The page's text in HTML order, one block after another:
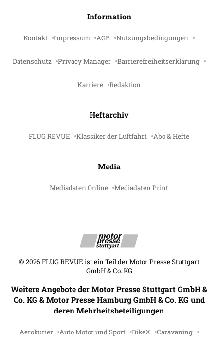
Information
Kontakt Impressum AGB Nutzungsbedingungen
Datenschutz Privacy Manager Barrierefreiheitserklärung
Karriere Redaktion
Heftarchiv
FLUG REVUE Klassiker der Luftfahrt Abo & Hefte
Media
Mediadaten Online Mediadaten Print
© 2026 FLUG REVUE ist ein Teil der Motor Presse Stuttgart
GmbH & Co. KG
Weitere Angebote der Motor Presse Stuttgart GmbH &
Co. KG & Motor Presse Hamburg GmbH & Co. KG und
deren Mehrheitsbeteiligungen
Aerokurier Auto Motor und Sport BikeX Caravaning